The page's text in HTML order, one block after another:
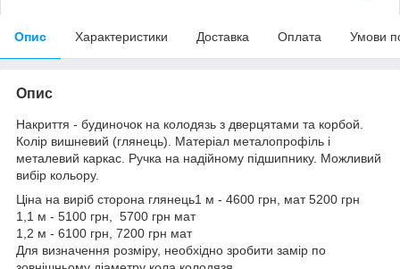
Опис Характеристики Доставка Оплата Умови
Опис
Накриття - будиночок на колодязь з дверцятами та корбой.
Колір вишневий (глянець). Матеріал металопрофіль і
металевий каркас. Ручка на надійному підшипнику. Можливий
вибір кольору.
Ціна на виріб сторона глянець1 м - 4600 грн, мат 5200 грн
1,1 м - 5100 грн, 5700 грн мат
1,2 м - 6100 грн, 7200 грн мат
Для визначення розміру, необхідно зробити замір по